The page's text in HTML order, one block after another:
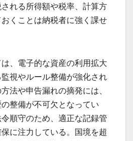
れる所得額や税率、計算方
くことは納税者に強く課せ
、電子的な資産の利用拡大
視やルール整備が強化され
法や申告漏れの摘発には、
整備が不可欠となってい
順守のため、適正な記録管
に注力している。国境を超